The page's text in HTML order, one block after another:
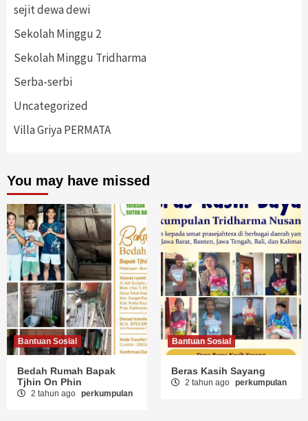
sejit dewa dewi
Sekolah Minggu 2
Sekolah Minggu Tridharma
Serba-serbi
Uncategorized
Villa Griya PERMATA
You may have missed
Bantuan Sosial
Bedah Rumah Bapak
Tjhin On Phin
2 tahun ago perkumpulan
Bantuan Sosial
Beras Kasih Sayang
2 tahun ago perkumpulan